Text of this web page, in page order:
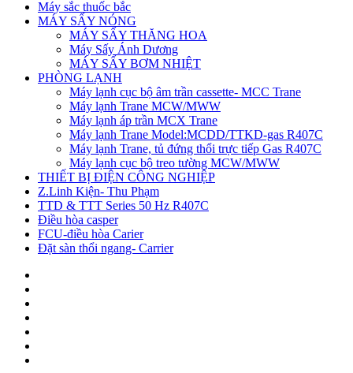
Máy sắc thuốc bắc
MÁY SẤY NÓNG
MÁY SẤY THĂNG HOA
Máy Sấy Ánh Dương
MÁY SẤY BƠM NHIỆT
PHÒNG LẠNH
Máy lạnh cục bộ âm trần cassette- MCC Trane
Máy lạnh Trane MCW/MWW
Máy lạnh áp trần MCX Trane
Máy lạnh Trane Model:MCDD/TTKD-gas R407C
Máy lạnh Trane, tủ đứng thổi trực tiếp Gas R407C
Máy lạnh cục bộ treo tường MCW/MWW
THIẾT BỊ ĐIỆN CÔNG NGHIỆP
Z.Linh Kiện- Thu Phạm
TTD & TTT Series 50 Hz R407C
Điều hòa casper
FCU-điều hòa Carier
Đặt sàn thổi ngang- Carrier